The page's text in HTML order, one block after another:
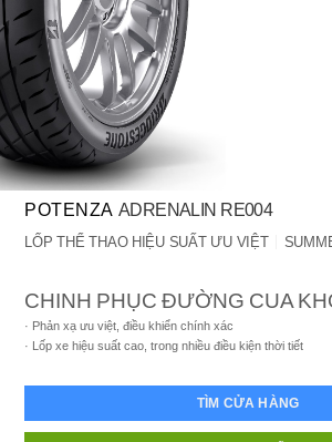
POTENZA ADRENALIN RE004
LỐP THỂ THAO HIỆU SUẤT ƯU VIỆT
CHINH PHỤC ĐƯỜNG CUA
Phản xạ ưu việt, điều khiển chính xác
Lốp xe hiệu suất cao, trong nhiều điều kiện thời tiết
TÌM CỬA HÀNG